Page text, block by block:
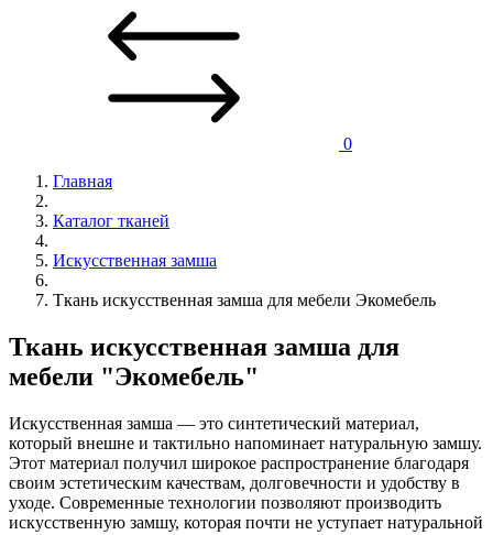
0
Главная
Каталог тканей
Искусственная замша
Ткань искусственная замша для мебели Экомебель
Ткань искусственная замша для
мебели "Экомебель"
Искусственная замша — это синтетический материал,
который внешне и тактильно напоминает натуральную замшу.
Этот материал получил широкое распространение благодаря
своим эстетическим качествам, долговечности и удобству в
уходе. Современные технологии позволяют производить
искусственную замшу, которая почти не уступает натуральной